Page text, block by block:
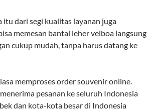
itu dari segi kualitas layanan juga
memesan bantal leher velboa langsung
cukup mudah, tanpa harus datang ke
memproses order souvenir online.
pesanan ke seluruh Indonesia
dan kota-kota besar di Indonesia